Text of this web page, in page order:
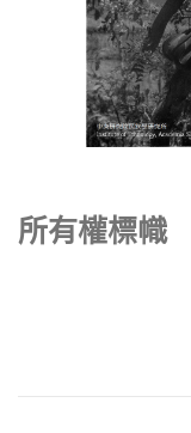
所有權標幟